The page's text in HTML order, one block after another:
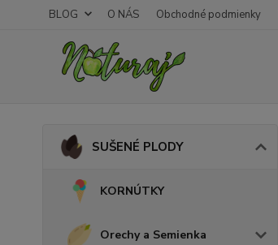
BLOG O NÁS Obchodné podmienky
SUŠENÉ PLODY
KORNÚTKY
Orechy a Semienka